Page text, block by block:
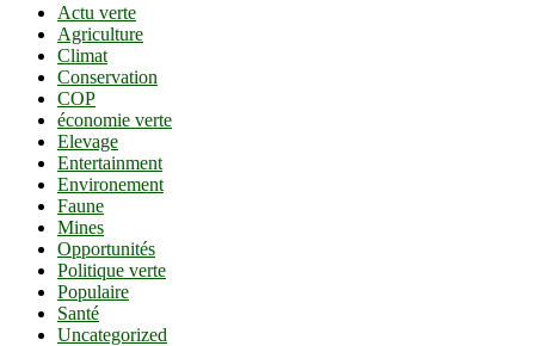
Actu verte
Agriculture
Climat
Conservation
COP
économie verte
Elevage
Entertainment
Environement
Faune
Mines
Opportunités
Politique verte
Populaire
Santé
Uncategorized